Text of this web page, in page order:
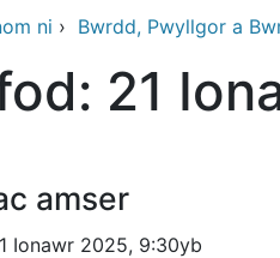
ni › Bwrdd, Pwyllgor a
21
amser
Ionawr 2025, 9:30yb